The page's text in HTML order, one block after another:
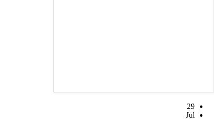
29
Jul